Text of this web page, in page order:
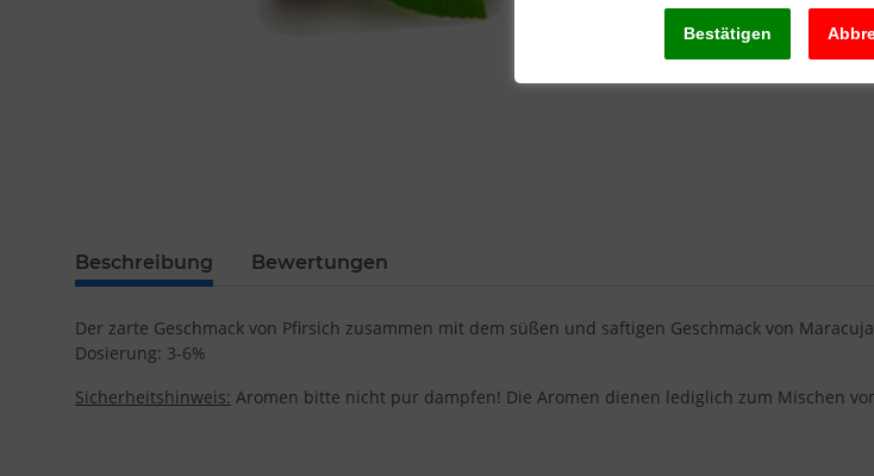
Beschreibung Bewertungen
Der zarte Geschmack von Pfirsich zusammen mit dem süßen und saftigen Geschmack von
Dosierung: 3-6%
Sicherheitshinweis: Aromen bitte nicht pur dampfen! Die Aromen dienen lediglich zum Mischen